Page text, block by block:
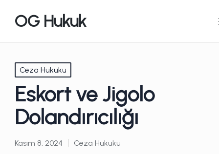
OG Hukuk
Posted
Ceza Hukuku
Eskort ve Jigolo
Dolandırıcılığı
Kasım 8, 2024
Posted
Ceza Hukuku